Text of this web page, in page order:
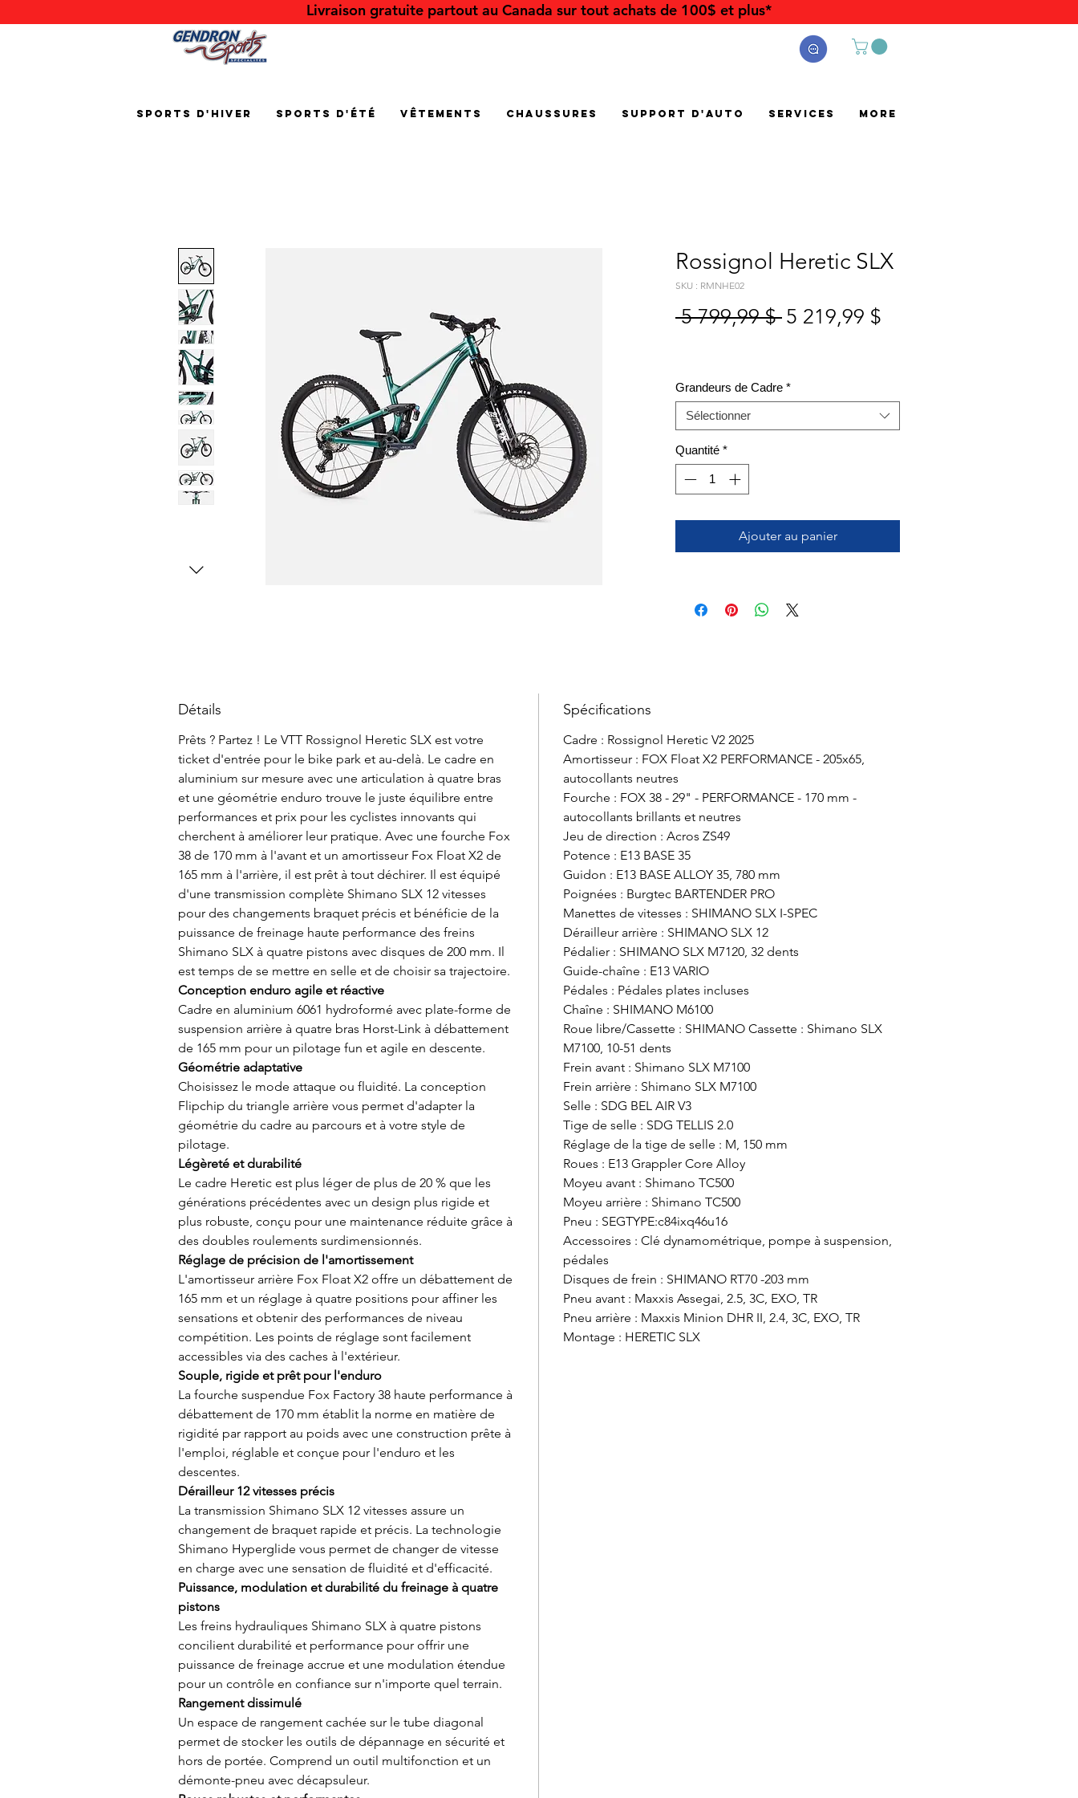
Livraison gratuite partout au Canada sur tout achats de 100$ et plus*
Sports d'hiver Sports d'été Vêtements Chaussures Support d'auto Services More
Rossignol Heretic SLX
SKU : RMNHE02
5 799,99 $ Prix
5 219,99 $
Grandeurs de Cadre *
Sélectionner
Quantité *
Ajouter au panier
Détails
Prêts ? Partez ! Le VTT Rossignol Heretic SLX est votre
ticket d'entrée pour le bike park et au-delà. Le cadre en
aluminium sur mesure avec une articulation à quatre bras
et une géométrie enduro trouve le juste équilibre entre
performances et prix pour les cyclistes innovants qui
cherchent à améliorer leur pratique. Avec une fourche Fox
38 de 170 mm à l'avant et un amortisseur Fox Float X2 de
165 mm à l'arrière, il est prêt à tout déchirer. Il est équipé
d'une transmission complète Shimano SLX 12 vitesses
pour des changements braquet précis et bénéficie de la
puissance de freinage haute performance des freins
Shimano SLX à quatre pistons avec disques de 200 mm. Il
est temps de se mettre en selle et de choisir sa trajectoire.
Conception enduro agile et réactive
Cadre en aluminium 6061 hydroformé avec plate-forme de
suspension arrière à quatre bras Horst-Link à débattement
de 165 mm pour un pilotage fun et agile en descente.
Géométrie adaptative
Choisissez le mode attaque ou fluidité. La conception
Flipchip du triangle arrière vous permet d'adapter la
géométrie du cadre au parcours et à votre style de
pilotage.
Légèreté et durabilité
Le cadre Heretic est plus léger de plus de 20 % que les
générations précédentes avec un design plus rigide et
plus robuste, conçu pour une maintenance réduite grâce à
des doubles roulements surdimensionnés.
Réglage de précision de l'amortissement
L'amortisseur arrière Fox Float X2 offre un débattement de
165 mm et un réglage à quatre positions pour affiner les
sensations et obtenir des performances de niveau
compétition. Les points de réglage sont facilement
accessibles via des caches à l'extérieur.
Souple, rigide et prêt pour l'enduro
La fourche suspendue Fox Factory 38 haute performance à
débattement de 170 mm établit la norme en matière de
rigidité par rapport au poids avec une construction prête à
l'emploi, réglable et conçue pour l'enduro et les
descentes.
Dérailleur 12 vitesses précis
La transmission Shimano SLX 12 vitesses assure un
changement de braquet rapide et précis. La technologie
Shimano Hyperglide vous permet de changer de vitesse
en charge avec une sensation de fluidité et d'efficacité.
Puissance, modulation et durabilité du freinage à quatre
pistons
Les freins hydrauliques Shimano SLX à quatre pistons
concilient durabilité et performance pour offrir une
puissance de freinage accrue et une modulation étendue
pour un contrôle en confiance sur n'importe quel terrain.
Rangement dissimulé
Un espace de rangement cachée sur le tube diagonal
permet de stocker les outils de dépannage en sécurité et
hors de portée. Comprend un outil multifonction et un
démonte-pneu avec décapsuleur.
Spécifications
Cadre : Rossignol Heretic V2 2025
Amortisseur : FOX Float X2 PERFORMANCE - 205x65,
autocollants neutres
Fourche : FOX 38 - 29" - PERFORMANCE - 170 mm -
autocollants brillants et neutres
Jeu de direction : Acros ZS49
Potence : E13 BASE 35
Guidon : E13 BASE ALLOY 35, 780 mm
Poignées : Burgtec BARTENDER PRO
Manettes de vitesses : SHIMANO SLX I-SPEC
Dérailleur arrière : SHIMANO SLX 12
Pédalier : SHIMANO SLX M7120, 32 dents
Guide-chaîne : E13 VARIO
Pédales : Pédales plates incluses
Chaîne : SHIMANO M6100
Roue libre/Cassette : SHIMANO Cassette : Shimano SLX
M7100, 10-51 dents
Frein avant : Shimano SLX M7100
Frein arrière : Shimano SLX M7100
Selle : SDG BEL AIR V3
Tige de selle : SDG TELLIS 2.0
Réglage de la tige de selle : M, 150 mm
Roues : E13 Grappler Core Alloy
Moyeu avant : Shimano TC500
Moyeu arrière : Shimano TC500
Pneu : SEGTYPE:c84ixq46u16
Accessoires : Clé dynamométrique, pompe à suspension,
pédales
Disques de frein : SHIMANO RT70 -203 mm
Pneu avant : Maxxis Assegai, 2.5, 3C, EXO, TR
Pneu arrière : Maxxis Minion DHR II, 2.4, 3C, EXO, TR
Montage : HERETIC SLX